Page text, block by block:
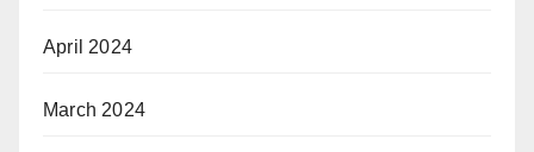
April 2024
March 2024